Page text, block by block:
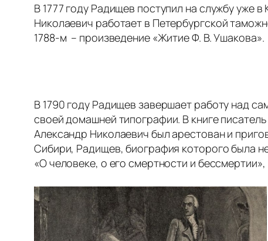
В 1777 году Радищев поступил на службу уже
Николаевич работает в Петербургской
1788-м – произведение «Житие Ф. В. Ушакова».
В 1790 году Радищев завершает работу над
своей домашней типографии. В книге
Александр Николаевич был арестован и
Сибири, Радищев, биография которого была
«О человеке, о его смертности и